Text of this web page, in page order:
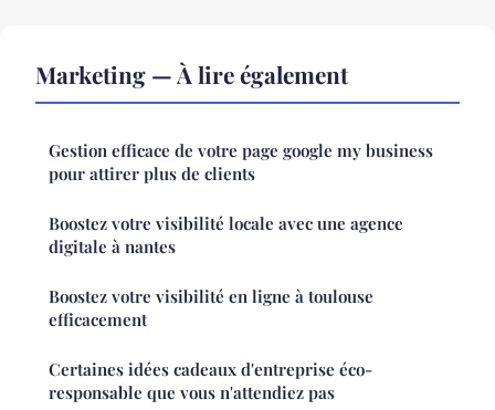
Marketing — À lire également
Gestion efficace de votre page google my business
pour attirer plus de clients
Boostez votre visibilité locale avec une agence
digitale à nantes
Boostez votre visibilité en ligne à toulouse
efficacement
Certaines idées cadeaux d'entreprise éco-
responsable que vous n'attendiez pas